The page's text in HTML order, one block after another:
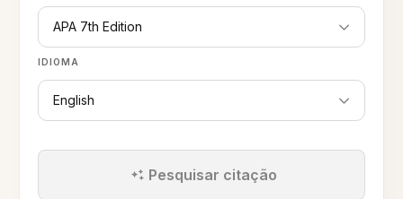
APA 7th Edition
IDIOMA
English
Pesquisar citação